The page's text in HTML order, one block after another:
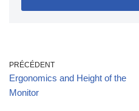
PRÉCÉDENT
Ergonomics and Height of the
Monitor